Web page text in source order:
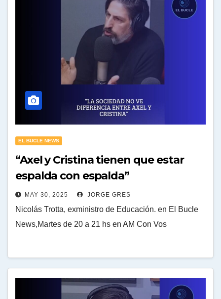
EL BUCLE NEWS
“Axel y Cristina tienen que estar
espalda con espalda”
MAY 30, 2025 JORGE GRES
Nicolás Trotta, exministro de Educación. en El Bucle
News,Martes de 20 a 21 hs en AM Con Vos